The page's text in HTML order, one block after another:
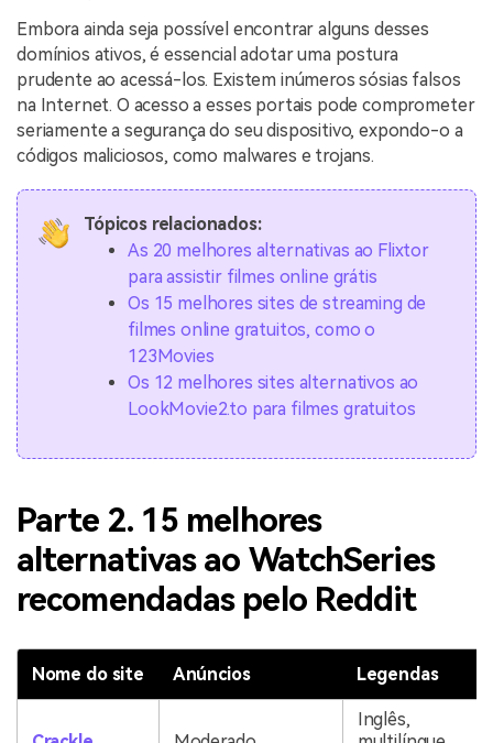
Embora ainda seja possível encontrar alguns desses
domínios ativos, é essencial adotar uma postura
prudente ao acessá-los. Existem inúmeros sósias falsos
na Internet. O acesso a esses portais pode comprometer
seriamente a segurança do seu dispositivo, expondo-o a
códigos maliciosos, como malwares e trojans.
Tópicos relacionados:
As 20 melhores alternativas ao Flixtor
para assistir filmes online grátis
Os 15 melhores sites de streaming de
filmes online gratuitos, como o
123Movies
Os 12 melhores sites alternativos ao
LookMovie2.to para filmes gratuitos
Parte 2. 15 melhores
alternativas ao WatchSeries
recomendadas pelo Reddit
Nome do site Anúncios Legendas
Inglês,